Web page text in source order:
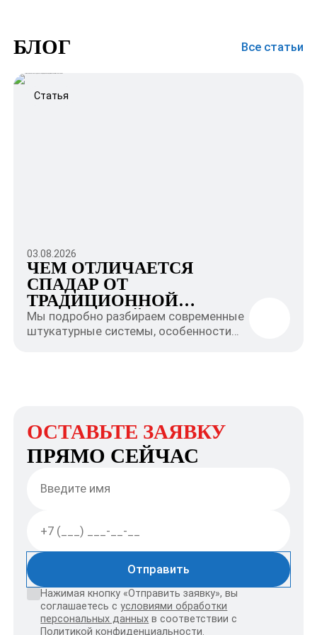
БЛОГ Все статьи
Статья
03.08.2026
ЧЕМ ОТЛИЧАЕТСЯ
СПАДАР ОТ
ТРАДИЦИОННОЙ
ЦЕМЕНТНОЙ
ШТУКАТУРКИ?
Мы подробно разбираем современные
штукатурные системы, особенности
ОСТАВЬТЕ ЗАЯВКУ
ПРЯМО СЕЙЧАС
Отправить
Нажимая кнопку «Отправить заявку», вы
соглашаетесь сусловиями обработки
персональных данных в соответствии с
Политикой конфиденциальности.